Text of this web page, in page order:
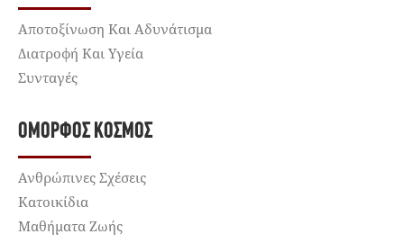
Αποτοξίνωση Και Αδυνάτισμα
Διατροφή Και Υγεία
Συνταγές
ΌΜΟΡΦΟΣ ΚΌΣΜΟΣ
Ανθρώπινες Σχέσεις
Κατοικίδια
Μαθήματα Ζωής